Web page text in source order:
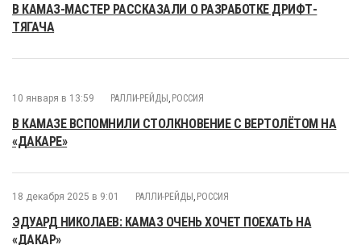
В КАМАЗ-МАСТЕР РАССКАЗАЛИ О РАЗРАБОТКЕ ДРИФТ-
ТЯГАЧА
10 января в 13:59 РАЛЛИ-РЕЙДЫ , РОССИЯ
В КАМАЗЕ ВСПОМНИЛИ СТОЛКНОВЕНИЕ С ВЕРТОЛЁТОМ НА
«ДАКАРЕ»
18 декабря 2025 в 9:01 РАЛЛИ-РЕЙДЫ , РОССИЯ
ЭДУАРД НИКОЛАЕВ: КАМАЗ ОЧЕНЬ ХОЧЕТ ПОЕХАТЬ НА
«ДАКАР»